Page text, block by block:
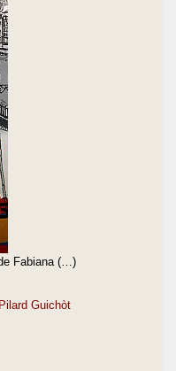
Fabiana (…)
Guichòt